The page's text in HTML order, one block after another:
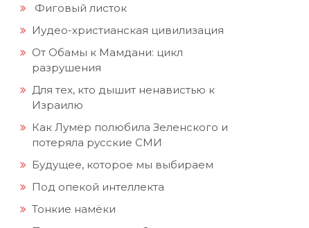
Фиговый листок
Иудео-христианская цивилизация
От Обамы к Мамдани: цикл
разрушения
Для тех, кто дышит ненавистью к
Израилю
Как Лумер полюбила Зеленского и
потеряла русские СМИ
Будущее, которое мы выбираем
Под опекой интеллекта
Тонкие намёки